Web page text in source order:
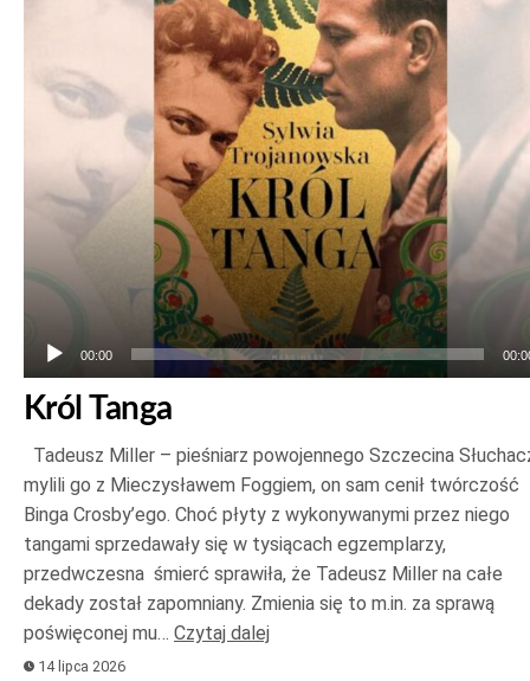
dźwiękowych
00:00
Król Tanga
Tadeusz Miller – pieśniarz powojennego Szczecina
mylili go z Mieczysławem Foggiem, on sam cenił twórczość
Binga Crosby’ego. Choć płyty z wykonywanymi przez niego
tangami sprzedawały się w tysiącach egzemplarzy,
przedwczesna śmierć sprawiła, że Tadeusz Miller na całe
dekady został zapomniany. Zmienia się to m.in. za sprawą
poświęconej mu… Czytaj dalej
14 lipca 2026